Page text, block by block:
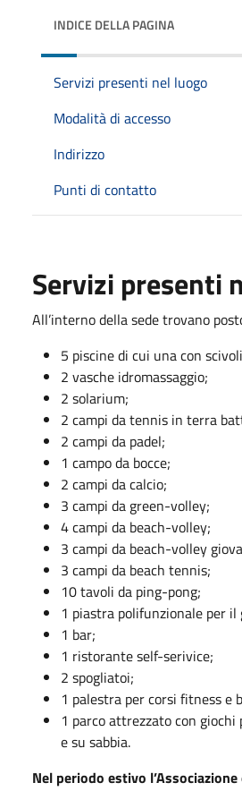
INDICE DELLA PAGINA
Servizi presenti nel luogo
Modalità di accesso
Indirizzo
Punti di contatto
Servizi presenti
All’interno della sede trovano
5 piscine di cui una con
2 vasche idromassaggio;
2 solarium;
2 campi da tennis in terra
2 campi da padel;
1 campo da bocce;
2 campi da calcio;
3 campi da green-volley;
4 campi da beach-volley;
3 campi da beach-volley
3 campi da beach tennis;
10 tavoli da ping-pong;
1 piastra polifunzionale per il
1 bar;
1 ristorante self-serivice;
2 spogliatoi;
1 palestra per corsi fitness e
1 parco attrezzato con
e su sabbia.
Nel periodo estivo